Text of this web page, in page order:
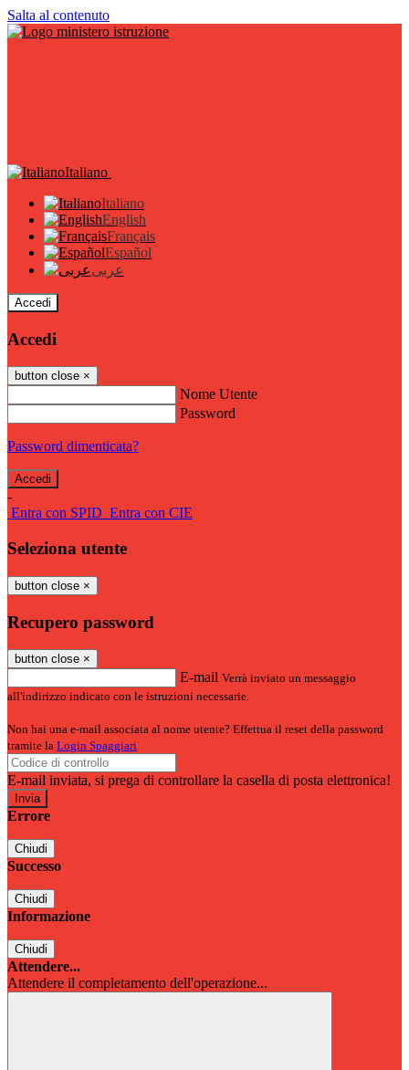
Salta al contenuto
Italiano
Italiano
English
Français
Español
عربى
Accedi
Accedi
button close ×
Nome Utente
Password
Password dimenticata?
-
Entra con SPID Entra con CIE
Seleziona utente
button close ×
Recupero password
button close ×
E-mail Verrà inviato un messaggio
all'indirizzo indicato con le istruzioni necessarie.
Non hai una e-mail associata al nome utente? Effettua il reset della password
tramite la Login Spaggiari
E-mail inviata, si prega di controllare la casella di posta elettronica!
Errore
Chiudi
Successo
Chiudi
Informazione
Chiudi
Attendere...
Attendere il completamento dell'operazione...